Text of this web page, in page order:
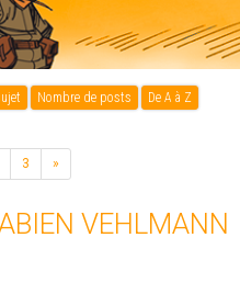
Nombre de posts De A à Z
3 »
VEHLMANN